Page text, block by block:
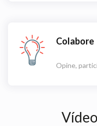
Colabore
Opine,